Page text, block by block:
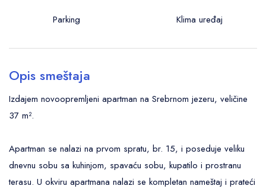
Parking Klima uređaj
Opis smeštaja
Izdajem novoopremljeni apartman na Srebrnom jezeru, veličine
37 m².
Apartman se nalazi na prvom spratu, br. 15, i poseduje veliku
dnevnu sobu sa kuhinjom, spavaću sobu, kupatilo i prostranu
terasu. U okviru apartmana nalazi se kompletan nameštaj i prateći